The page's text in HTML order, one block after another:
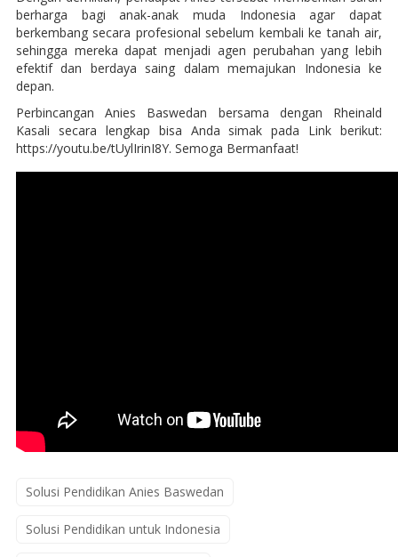
berharga bagi anak-anak muda Indonesia agar dapat
berkembang secara profesional sebelum kembali ke tanah air,
sehingga mereka dapat menjadi agen perubahan yang lebih
efektif dan berdaya saing dalam memajukan Indonesia ke
depan.
Perbincangan Anies Baswedan bersama dengan Rheinald
Kasali secara lengkap bisa Anda simak pada Link berikut:
https://youtu.be/tUylIrinI8Y. Semoga Bermanfaat!
Solusi Pendidikan Anies Baswedan
Solusi Pendidikan untuk Indonesia